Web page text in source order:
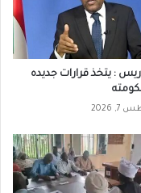
: يتخذ قرارات جديده
2026